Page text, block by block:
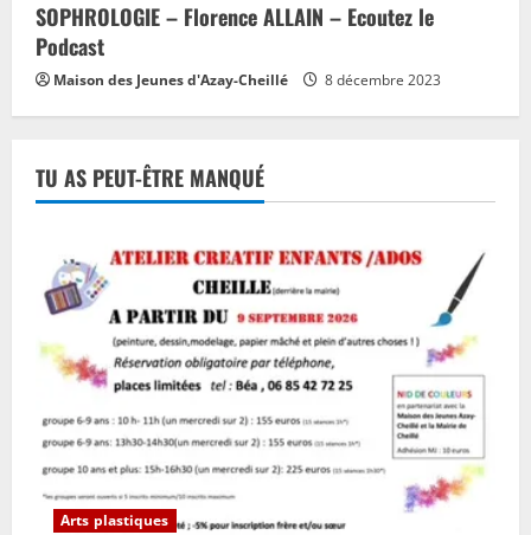
SOPHROLOGIE – Florence ALLAIN – Ecoutez le
Podcast
Maison des Jeunes d'Azay-Cheillé 8 décembre 2023
TU AS PEUT-ÊTRE MANQUÉ
Arts plastiques